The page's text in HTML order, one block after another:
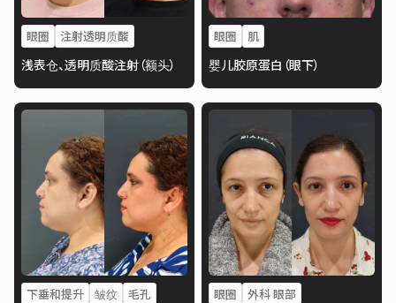
眼圈 注射透明质酸
浅表仓、透明质酸注射（额头）
眼圈 肌
婴儿胶原蛋白（眼下）
下垂和提升 皱纹
毛孔
眼圈 外科 眼部